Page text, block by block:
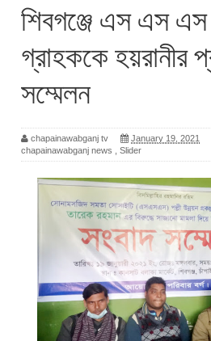
শিবগঞ্জে এস এস
গ্রাহককে হয়রানীর
সম্মেলন
chapainawabganj tv January 19, 2021
chapainawabganj news
Slider